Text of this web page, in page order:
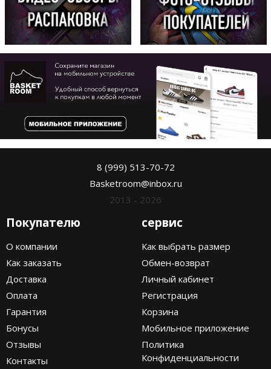
8 (999) 513-70-72
Basketroom@inbox.ru
2013 - 2026
Покупателю
О компании
Как заказать
Доставка
Оплата
Гарантия
Бонусы
Отзывы
Контакты
сервис
Как выбрать размер
Обмен-возврат
Личный кабинет
Регистрация
Корзина
Мобильное приложение
Политика
Конфиденциальности